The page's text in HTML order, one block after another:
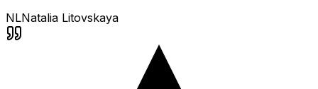
NLNatalia Litovskaya